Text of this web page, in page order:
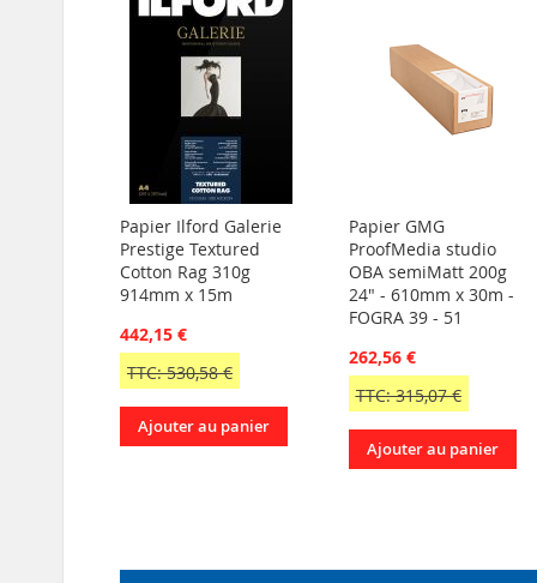
Papier Ilford Galerie
Prestige Textured
Cotton Rag 310g
914mm x 15m
442,15 €
TTC: 530,58 €
Ajouter au panier
Papier GMG
ProofMedia studio
OBA semiMatt 200g
24" - 610mm x 30m -
FOGRA 39 - 51
262,56 €
TTC: 315,07 €
Ajouter au panier